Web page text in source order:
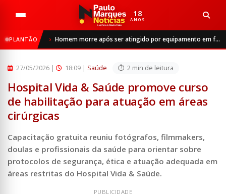
18
ANOS
PLANTÃO Homem morre após ser atingido por equipamento em frigorífico de São Luiz Gonzaga
Saúde
Hospital Vida & Saúde promove curso de habilitação para a...
27/05/2026 | 18:09 | Saúde 2 min de leitura
Hospital Vida & Saúde promove curso
de habilitação para atuação em áreas
cirúrgicas
Capacitação gratuita reuniu fotógrafos, filmmakers,
doulas e profissionais da saúde para orientar sobre
protocolos de segurança, ética e atuação adequada em
áreas restritas do Hospital Vida & Saúde.